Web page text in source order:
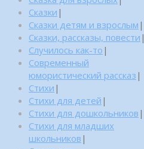
Сказки |
Сказки детям и взрослым |
Сказки, рассказы, повести |
Случилось как-то |
Современный
юмористический рассказ |
Стихи |
Стихи для детей |
Стихи для дошкольников |
Стихи для младших
школьников |